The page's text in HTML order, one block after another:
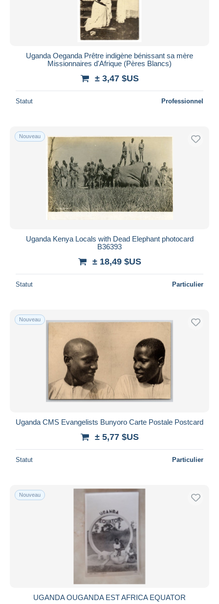
Uganda Oeganda Prêtre indigène bénissant sa mère
Missionnaires d'Afrique (Pères Blancs)
± 3,47 $US
Statut Professionnel
Nouveau
Uganda Kenya Locals with Dead Elephant photocard
B36393
± 18,49 $US
Statut Particulier
Nouveau
Uganda CMS Evangelists Bunyoro Carte Postale Postcard
± 5,77 $US
Statut Particulier
Nouveau
UGANDA OUGANDA EST AFRICA EQUATOR